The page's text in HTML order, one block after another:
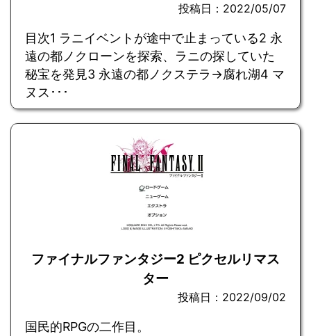
投稿日：2022/05/07
目次1 ラニイベントが途中で止まっている2 永
遠の都ノクローンを探索、ラニの探していた
秘宝を発見3 永遠の都ノクステラ→腐れ湖4 マ
ヌス･･･
ファイナルファンタジー2 ピクセルリマス
ター
投稿日：2022/09/02
国民的RPGの二作目。